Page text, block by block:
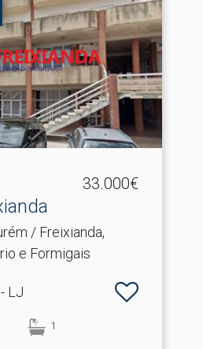
33.000€
/ Freixianda,
e Formigais
LJ
1